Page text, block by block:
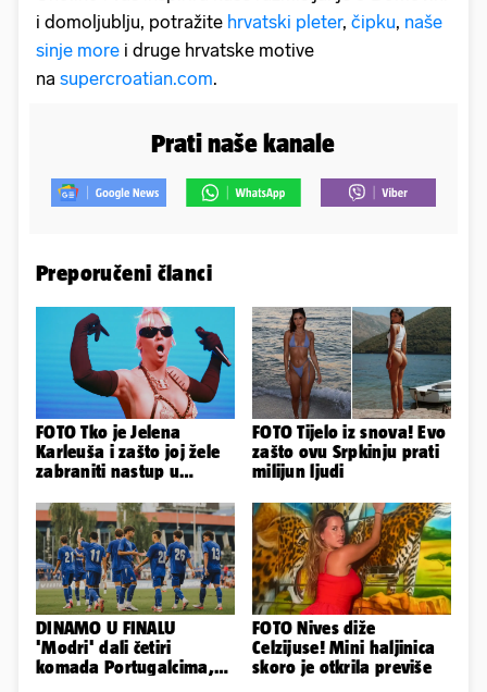
i domoljublju, potražite hrvatski pleter, čipku, naše
sinje more i druge hrvatske motive
na supercroatian.com.
Prati naše kanale
Preporučeni članci
FOTO Tko je Jelena
Karleuša i zašto joj žele
zabraniti nastup u
govorila...
FOTO Tijelo iz snova! Evo
zašto ovu Srpkinju prati
milijun ljudi
DINAMO U FINALU
'Modri' dali četiri
komada Portugalcima,
FOTO Nives diže
Celzijuse! Mini haljinica
skoro je otkrila previše